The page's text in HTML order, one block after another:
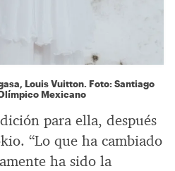
Louis Vuitton. Foto: Santiago
Mexicano
para ella, después
“Lo que ha cambiado
ha sido la